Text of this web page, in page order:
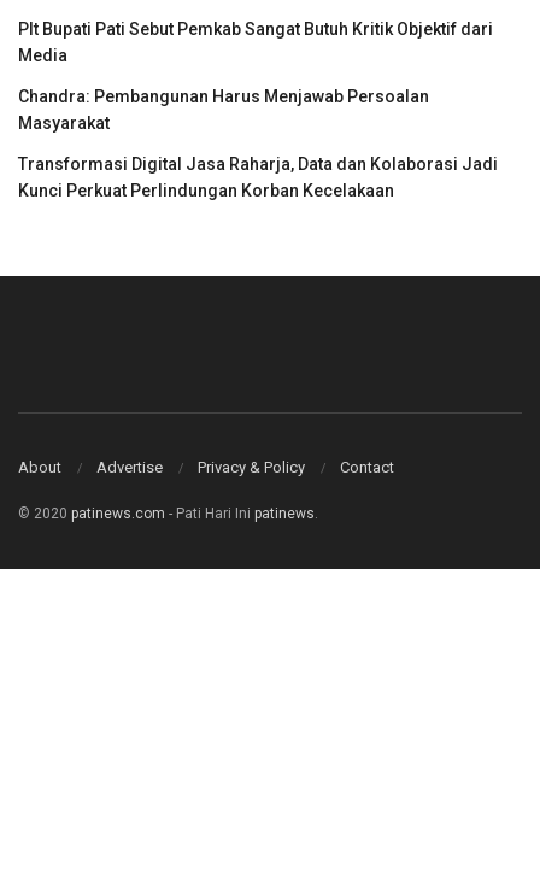
Plt Bupati Pati Sebut Pemkab Sangat Butuh Kritik Objektif dari
Media
Chandra: Pembangunan Harus Menjawab Persoalan
Masyarakat
Transformasi Digital Jasa Raharja, Data dan Kolaborasi Jadi
Kunci Perkuat Perlindungan Korban Kecelakaan
About Advertise Privacy & Policy Contact
© 2020 patinews.com - Pati Hari Ini patinews.